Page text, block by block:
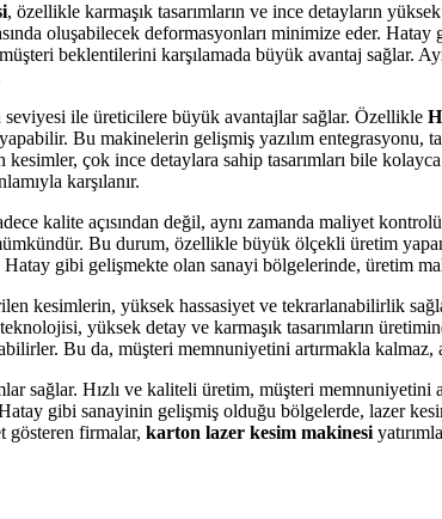
, özellikle karmaşık tasarımların ve ince detayların
oluşabilecek deformasyonları minimize eder.
beklentilerini karşılamada büyük avantaj sağlar.
ile üreticilere büyük avantajlar sağlar. Özellikle
Bu makinelerin gelişmiş yazılım entegrasyonu,
kesimler, çok ince detaylara sahip tasarımları bile
karşılanır.
kalite açısından değil, aynı zamanda maliyet
Bu durum, özellikle büyük ölçekli üretim
gibi gelişmekte olan sanayi bölgelerinde, üretim
kesimlerin, yüksek hassasiyet ve tekrarlanabilirlik
yüksek detay ve karmaşık tasarımların
Bu da, müşteri memnuniyetini artırmakla kalmaz,
sağlar. Hızlı ve kaliteli üretim, müşteri
gibi sanayinin gelişmiş olduğu bölgelerde, lazer
gösteren firmalar, karton lazer kesim makinesi